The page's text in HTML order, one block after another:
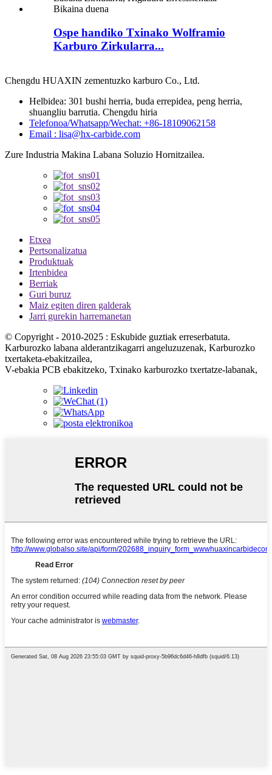
Ospe handiko Txinako Wolframio
Karburo Zirkularra...
Chengdu HUAXIN zementuzko karburo Co., Ltd.
Helbidea: 301 bushi herria, buda errepidea, peng herria,
shuangliu barrutia. Chengdu hiria
Telefonoa/Whatsapp/Wechat: +86-18109062158
Email : lisa@hx-carbide.com
Zure Industria Makina Labana Soluzio Hornitzailea.
Etxea
Pertsonalizatua
Produktuak
Irtenbidea
Berriak
Guri buruz
Maiz egiten diren galderak
Jarri gurekin harremanetan
© Copyright - 2010-2025 : Eskubide guztiak erreserbatuta.
Karburozko labana alderantzikagarri angeluzuzenak, Karburozko
txertaketa-ebakitzailea,
V-ebakia PCB ebakitzeko, Txinako karburozko txertatze-labanak,